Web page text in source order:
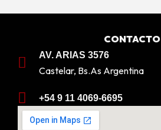
CONTACTO
AV. ARIAS 3576
Castelar, Bs.As Argentina
+54 9 11 4069-6695